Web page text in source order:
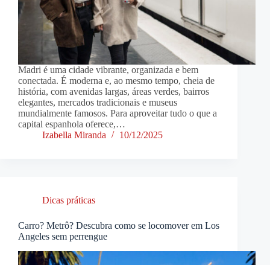
Madri é uma cidade vibrante, organizada e bem
conectada. É moderna e, ao mesmo tempo, cheia de
história, com avenidas largas, áreas verdes, bairros
elegantes, mercados tradicionais e museus
mundialmente famosos. Para aproveitar tudo o que a
capital espanhola oferece,…
Izabella Miranda
10/12/2025
Dicas práticas
Carro? Metrô? Descubra como se locomover em Los
Angeles sem perrengue